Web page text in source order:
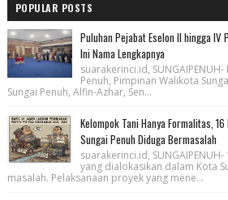
POPULAR POSTS
Puluhan Pejabat Eselon II hingga
Ini Nama Lengkapnya
suarakerinci.id,
Penuh, Pimpinan Walikota
Sungai Penuh, Alfin-Azhar, Sen...
Kelompok Tani Hanya Formalitas,
Sungai Penuh Diduga Bermasalah
suarakerinci.id,
yang dialokasikan dalam Kota
masalah. Pelaksanaan proyek yang mene...